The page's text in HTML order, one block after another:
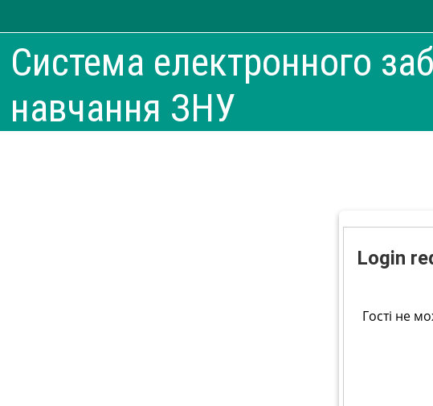
Система електронного
навчання ЗНУ
Login
Гості не